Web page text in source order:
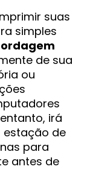
suas
simples
de sua
ou
irá
de
para
antes de